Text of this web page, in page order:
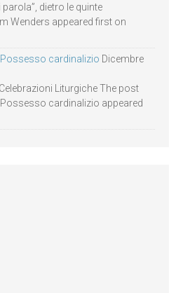
dietro le quinte
Wenders appeared first on
Possesso cardinalizio Dicembre
Liturgiche The post
Possesso cardinalizio appeared